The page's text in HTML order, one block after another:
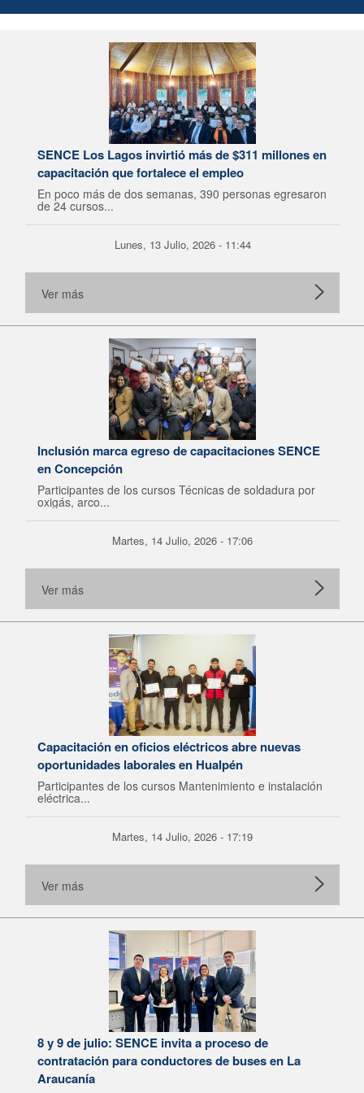
SENCE Los Lagos invirtió más de $311 millones en
capacitación que fortalece el empleo
En poco más de dos semanas, 390 personas egresaron
de 24 cursos...
Lunes, 13 Julio, 2026 - 11:44
Ver más
Inclusión marca egreso de capacitaciones SENCE
en Concepción
Participantes de los cursos Técnicas de soldadura por
oxigás, arco...
Martes, 14 Julio, 2026 - 17:06
Ver más
Capacitación en oficios eléctricos abre nuevas
oportunidades laborales en Hualpén
Participantes de los cursos Mantenimiento e instalación
eléctrica...
Martes, 14 Julio, 2026 - 17:19
Ver más
8 y 9 de julio: SENCE invita a proceso de
contratación para conductores de buses en La
Araucanía